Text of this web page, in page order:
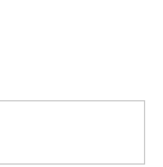
な機械加工が、製